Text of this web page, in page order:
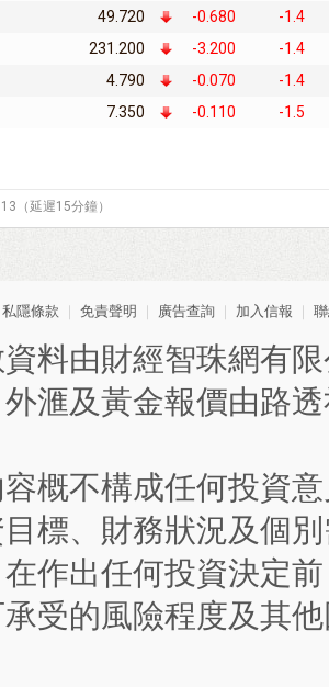
49.720 -0.680
-1.4
231.200 -3.200
-1.4
4.790 -0.070
-1.4
7.350 -0.110 -1.5
（延遲15分鐘）
私隱條款 免責聲明 廣告查詢 加入信報
料由財經智珠網有
滙及黃金報價由路
概不構成任何投資
標、財務狀況及個
作出任何投資決定
受的風險程度及其